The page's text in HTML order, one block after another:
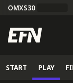
OMXS30
START PLAY